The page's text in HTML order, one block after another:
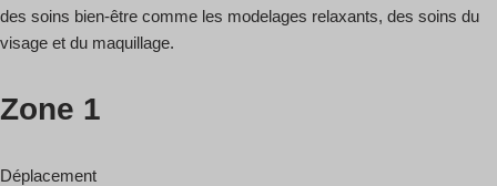
des soins bien-être comme les modelages relaxants, des soins du
visage et du maquillage.
Zone 1
Déplacement